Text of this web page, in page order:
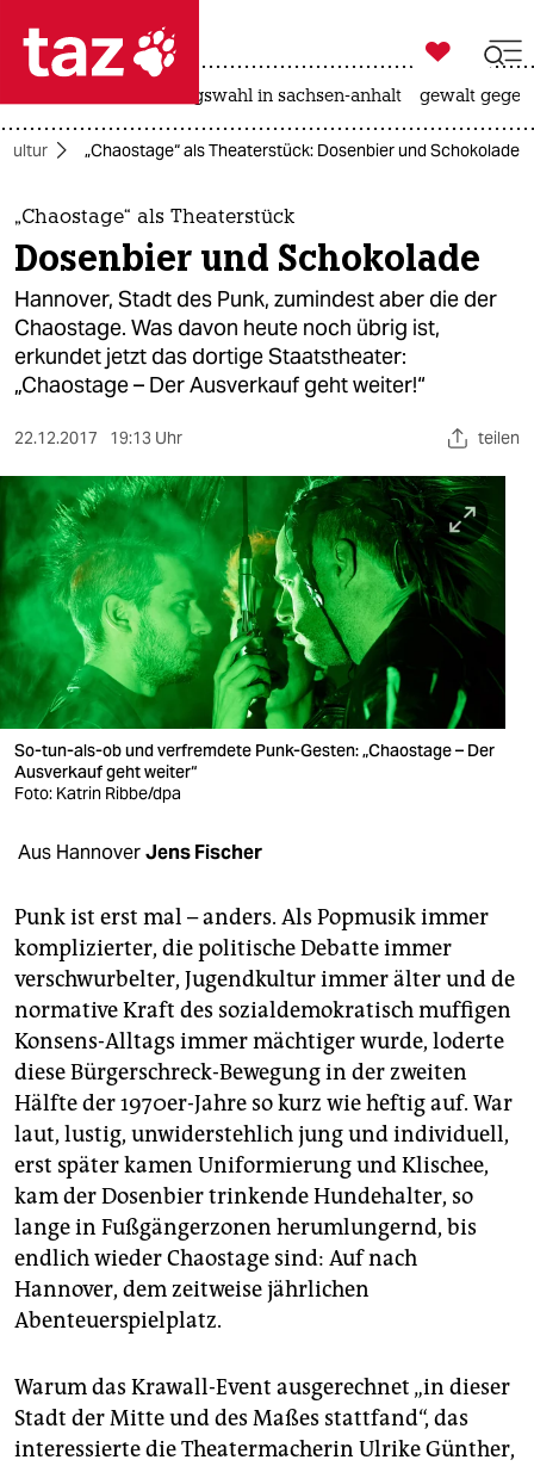
 taz zahl ich
taz zahl ich
themen
politik
öko
gesellschaft
kultur
sport
berlin
nord
wahrheit
verlag
verlag
veranstaltungen
unterstützen
abo
genossenschaft
epaper login

taz zahl ich
landtagswahl in sachsen-anhalt gewalt
Kultur „Chaostage“ als Theaterstück: Dosenbier und Schokolade
„Chaostage“ als Theaterstück
Dosenbier und Schokolade
Hannover, Stadt des Punk, zumindest aber die der
Chaostage. Was davon heute noch übrig ist,
erkundet jetzt das dortige Staatstheater:
„Chaostage – Der Ausverkauf geht weiter!“
22.12.2017 19:13 Uhr teilen
So-tun-als-ob und verfremdete Punk-Gesten: „Chaostage – Der
Ausverkauf geht weiter“
Foto: Katrin Ribbe/dpa
Aus HannoverJens Fischer
Punk ist erst mal – anders. Als Popmusik immer
komplizierter, die politische Debatte immer
verschwurbelter, Jugendkultur immer älter und de
normative Kraft des sozialdemokratisch muffigen
Konsens-Alltags immer mächtiger wurde, loderte
diese Bürgerschreck-Bewegung in der zweiten
Hälfte der 1970er-Jahre so kurz wie heftig auf. War
laut, lustig, unwiderstehlich jung und individuell,
erst später kamen Uniformierung und Klischee,
kam der Dosenbier trinkende Hundehalter, so
lange in Fußgängerzonen herumlungernd, bis
endlich wieder Chaostage sind: Auf nach
Hannover, dem zeitweise jährlichen
Abenteuerspielplatz.
Warum das Krawall-Event ausgerechnet „in dieser
Stadt der Mitte und des Maßes stattfand“, das
interessierte die Theatermacherin Ulrike Günther,